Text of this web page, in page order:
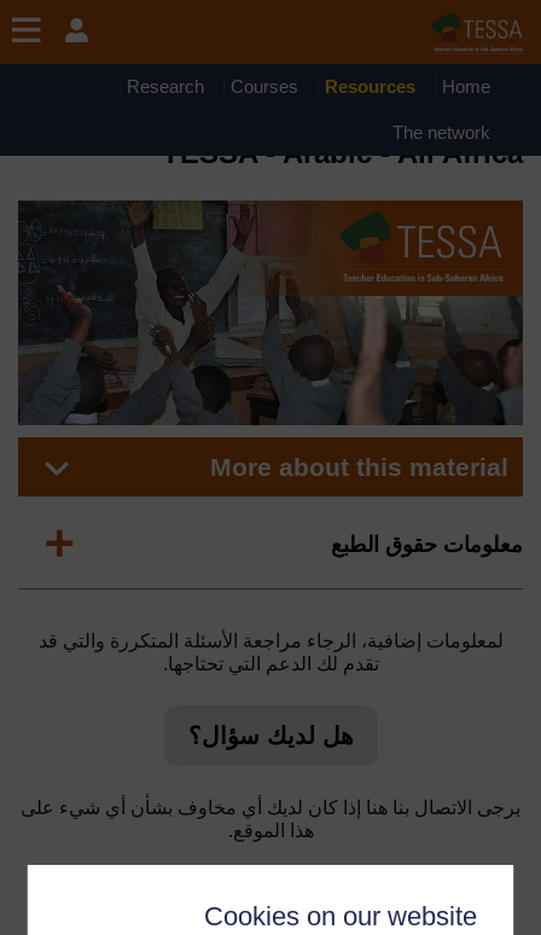
Cookies on our website
تجاوز إلى المحتوى الرئيسي
OpenLearn Create will be unavailable on Wednesday 12
August 2026 from 8am to 10.30am (GMT) due to routine
Home
Resources
Courses
Research
The network
TESSA - Arabic - All Africa
More about this material
Expand
معلومات حقوق الطبع
لمعلومات إضافية، الرجاء مراجعة الأسئلة المتكررة والتي قد
تقدم لك الدعم التي تحتاجها.
هل لديك سؤال؟
يرجى الاتصال بنا هنا إذا كان لديك أي مخاوف بشأن أي شيء على
هذا الموقع.
الإبلاغ عن مشكلة